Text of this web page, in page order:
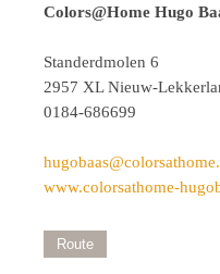
Colors@Home Hugo
Standerdmolen 6
2957 XL Nieuw-
0184-686699
www.colorsathome-
Route